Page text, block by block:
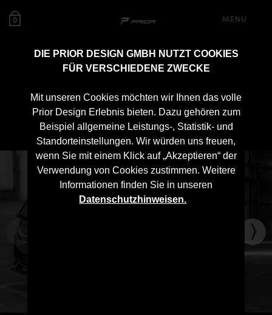
DIE PRIOR DESIGN GMBH NUTZT COOKIES
FÜR VERSCHIEDENE ZWECKE
Mit unseren Cookies möchten wir Ihnen das volle
Prior Design Erlebnis bieten. Dazu gehören zum
Beispiel allgemeine Leistungs-, Statistik- und
Standorteinstellungen. Wir würden uns freuen,
wenn Sie mit einem Klick auf „Akzeptieren“ der
Verwendung von Cookies zustimmen. Weitere
Informationen finden Sie in unseren
Datenschutzhinweisen.
0 MENU
PD700 Frontspoiler für
Lamborghini Urus